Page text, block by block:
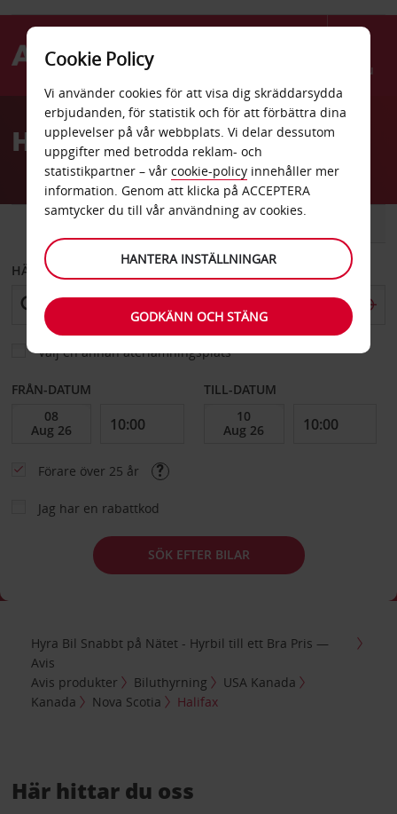
Menu
AvisHyrbil Halifax
BIL
HÄMTA FRÅN
Välj en annan återlämningsplats
FRÅN-DATUM TILL-DATUM
Förare över 25 år
Jag har en rabattkod
SÖK EFTER BILAR
Hyra Bil Snabbt på Nätet - Hyrbil till ett Bra Pris —
Avis
Avis produkter
Biluthyrning
USA Kanada
Kanada
Nova Scotia Halifax
Här hittar du oss
Cookie Policy
Vi använder cookies för att visa dig skräddarsydda
erbjudanden, för statistik och för att förbättra dina
upplevelser på vår webbplats. Vi delar dessutom
uppgifter med betrodda reklam- och
statistikpartner – vår cookie-policy innehåller mer
information. Genom att klicka på ACCEPTERA
samtycker du till vår användning av cookies.
HANTERA INSTÄLLNINGAR
GODKÄNN OCH STÄNG